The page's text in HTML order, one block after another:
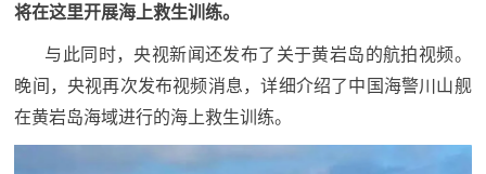
政
要
闻
点
追
踪
将在这里开展海上救生训练。
与此同时，央视新闻还发布了关于黄岩岛的航拍视频。
晚间，央视再次发布视频消息，详细介绍了中国海警川山舰
在黄岩岛海域进行的海上救生训练。